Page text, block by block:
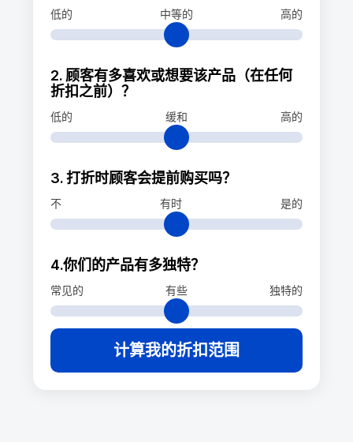
低的 中等的 高的
2. 顾客有多喜欢或想要该产品（在任何
折扣之前）？
低的 缓和 高的
3. 打折时顾客会提前购买吗？
不 有时 是的
4.你们的产品有多独特？
常见的 有些 独特的
计算我的折扣范围